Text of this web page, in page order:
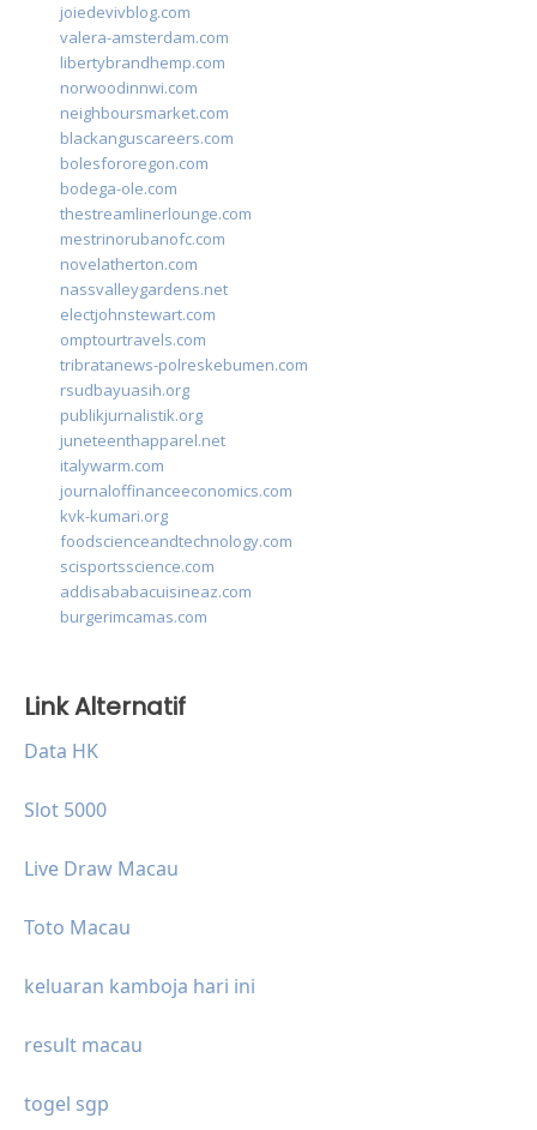
joiedevivblog.com
valera-amsterdam.com
libertybrandhemp.com
norwoodinnwi.com
neighboursmarket.com
blackanguscareers.com
bolesfororegon.com
bodega-ole.com
thestreamlinerlounge.com
mestrinorubanofc.com
novelatherton.com
nassvalleygardens.net
electjohnstewart.com
omptourtravels.com
tribratanews-polreskebumen.com
rsudbayuasih.org
publikjurnalistik.org
juneteenthapparel.net
italywarm.com
journaloffinanceeconomics.com
kvk-kumari.org
foodscienceandtechnology.com
scisportsscience.com
addisababacuisineaz.com
burgerimcamas.com
Link Alternatif
Data HK
Slot 5000
Live Draw Macau
Toto Macau
keluaran kamboja hari ini
result macau
togel sgp